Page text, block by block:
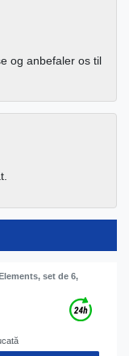
og anbefaler os til
set de 6,